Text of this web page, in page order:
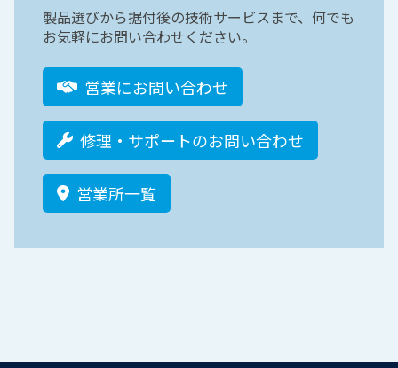
製品選びから据付後の技術サービスまで、何でも
お気軽にお問い合わせください。
営業にお問い合わせ
修理・サポートのお問い合わせ
営業所一覧